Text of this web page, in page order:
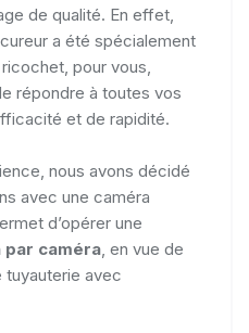
de qualité. En effet,
a été spécialement
pour vous,
répondre à toutes vos
et de rapidité.
nous avons décidé
avec une caméra
d’opérer une
par caméra , en vue de
tuyauterie avec